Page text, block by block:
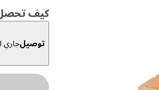
كيف تحصل
توصيلجاري